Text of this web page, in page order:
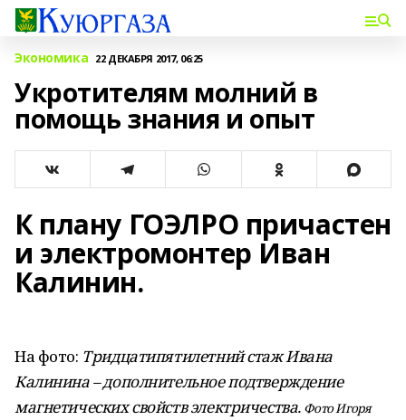
Экономика 22 ДЕКАБРЯ 2017, 06:25
Укротителям молний в
помощь знания и опыт
К плану ГОЭЛРО причастен
и электромонтер Иван
Калинин.
На фото: Тридцатипятилетний стаж Ивана
Калинина – дополнительное подтверждение
магнетических свойств электричества. Фото Игоря